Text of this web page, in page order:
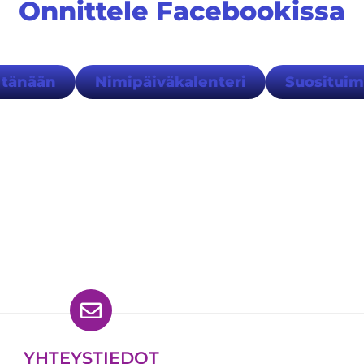
Onnittele Facebookissa
Nimipäiväkalenteri
YHTEYSTIEDOT